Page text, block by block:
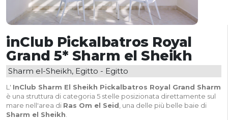
inClub Pickalbatros Royal
Grand 5* Sharm el Sheikh
Sharm el-Sheikh, Egitto - Egitto
L' InClub Sharm El Sheikh Pickalbatros Royal Grand Sharm
è una struttura di categoria 5 stelle posizionata direttamente sul
mare nell'area di Ras Om el Seid , una delle più belle baie di
Sharm el Sheikh